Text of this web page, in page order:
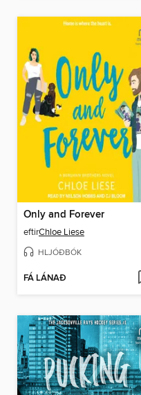
Only and Forever
eftirChloe Liese
HLJÓÐBÓK
FÁ LÁNAÐ